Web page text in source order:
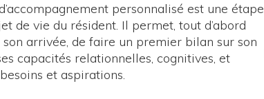
personnalisé est une étape
de vie du résident. Il permet, tout d’abord
arrivée, de faire un premier bilan sur son
capacités relationnelles, cognitives, et
et aspirations.